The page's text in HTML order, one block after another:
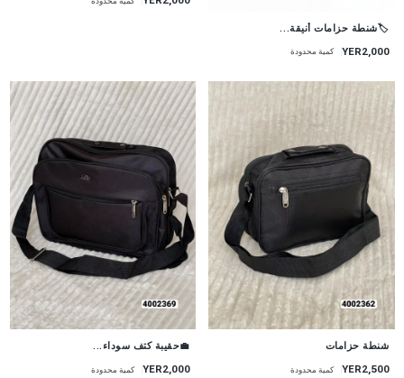
🏷شنطة حزامات أنيقة...
YER2,000 كمية محدودة
شنطة حزامات
YER2,500 كمية محدودة
💼حقيبة كتف سوداء...
YER2,000 كمية محدودة